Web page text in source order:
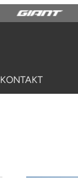
KONTAKT